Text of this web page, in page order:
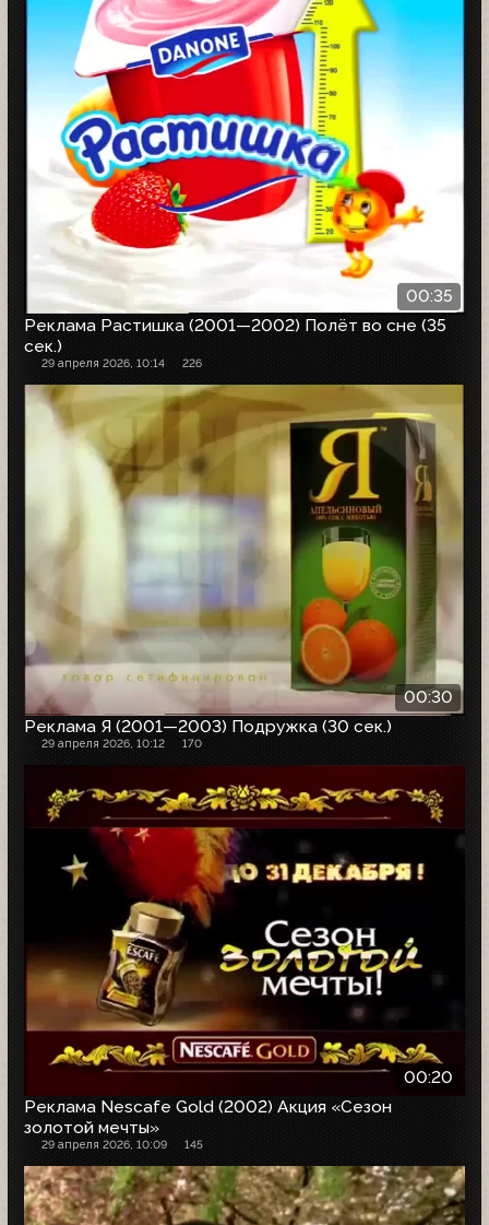
00:35
Реклама Растишка (2001—2002) Полёт во сне (35
сек.)
29 апреля 2026, 10:14 226
00:30
Реклама Я (2001—2003) Подружка (30 сек.)
29 апреля 2026, 10:12 170
00:20
Реклама Nescafe Gold (2002) Акция «Сезон
золотой мечты»
29 апреля 2026, 10:09 145